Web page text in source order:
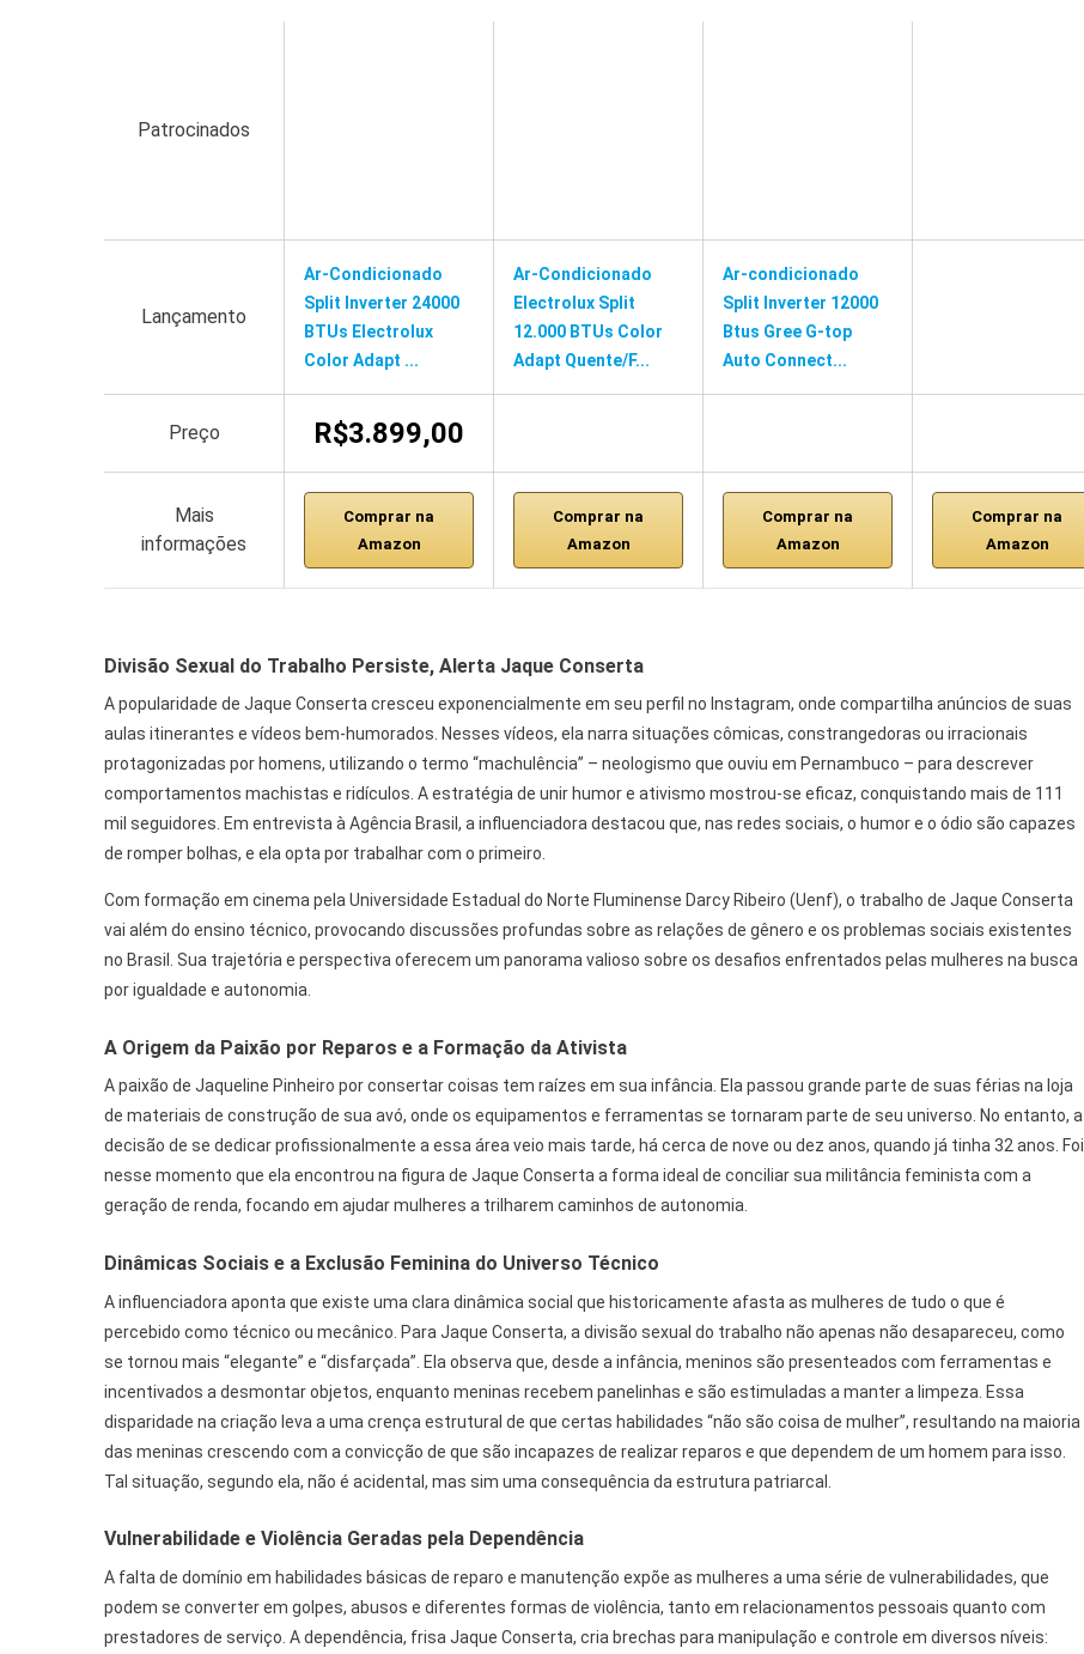
Patrocinados
Lançamento
Ar-Condicionado
Split Inverter 24000
BTUs Electrolux
Color Adapt ...
Ar-Condicionado
Electrolux Split
12.000 BTUs Color
Adapt Quente/F...
Ar-condicionado
Split Inverter 12000
Btus Gree G-top
Auto Connect...
Preço R$3.899,00
Mais
informações
Comprar na
Amazon
Comprar na
Amazon
Comprar na
Amazon
Comprar na
Amazon
Divisão Sexual do Trabalho Persiste, Alerta Jaque Conserta
A popularidade de Jaque Conserta cresceu exponencialmente em seu perfil no Instagram, onde compartilha anúncios de suas
aulas itinerantes e vídeos bem-humorados. Nesses vídeos, ela narra situações cômicas, constrangedoras ou irracionais
protagonizadas por homens, utilizando o termo “machulência” – neologismo que ouviu em Pernambuco – para descrever
comportamentos machistas e ridículos. A estratégia de unir humor e ativismo mostrou-se eficaz, conquistando mais de 111
mil seguidores. Em entrevista à Agência Brasil, a influenciadora destacou que, nas redes sociais, o humor e o ódio são capazes
de romper bolhas, e ela opta por trabalhar com o primeiro.
Com formação em cinema pela Universidade Estadual do Norte Fluminense Darcy Ribeiro (Uenf), o trabalho de Jaque Conserta
vai além do ensino técnico, provocando discussões profundas sobre as relações de gênero e os problemas sociais existentes
no Brasil. Sua trajetória e perspectiva oferecem um panorama valioso sobre os desafios enfrentados pelas mulheres na busca
por igualdade e autonomia.
A Origem da Paixão por Reparos e a Formação da Ativista
A paixão de Jaqueline Pinheiro por consertar coisas tem raízes em sua infância. Ela passou grande parte de suas férias na loja
de materiais de construção de sua avó, onde os equipamentos e ferramentas se tornaram parte de seu universo. No entanto, a
decisão de se dedicar profissionalmente a essa área veio mais tarde, há cerca de nove ou dez anos, quando já tinha 32 anos. Foi
nesse momento que ela encontrou na figura de Jaque Conserta a forma ideal de conciliar sua militância feminista com a
geração de renda, focando em ajudar mulheres a trilharem caminhos de autonomia.
Dinâmicas Sociais e a Exclusão Feminina do Universo Técnico
A influenciadora aponta que existe uma clara dinâmica social que historicamente afasta as mulheres de tudo o que é
percebido como técnico ou mecânico. Para Jaque Conserta, a divisão sexual do trabalho não apenas não desapareceu, como
se tornou mais “elegante” e “disfarçada”. Ela observa que, desde a infância, meninos são presenteados com ferramentas e
incentivados a desmontar objetos, enquanto meninas recebem panelinhas e são estimuladas a manter a limpeza. Essa
disparidade na criação leva a uma crença estrutural de que certas habilidades “não são coisa de mulher”, resultando na maioria
das meninas crescendo com a convicção de que são incapazes de realizar reparos e que dependem de um homem para isso.
Tal situação, segundo ela, não é acidental, mas sim uma consequência da estrutura patriarcal.
Vulnerabilidade e Violência Geradas pela Dependência
A falta de domínio em habilidades básicas de reparo e manutenção expõe as mulheres a uma série de vulnerabilidades, que
podem se converter em golpes, abusos e diferentes formas de violência, tanto em relacionamentos pessoais quanto com
prestadores de serviço. A dependência, frisa Jaque Conserta, cria brechas para manipulação e controle em diversos níveis: